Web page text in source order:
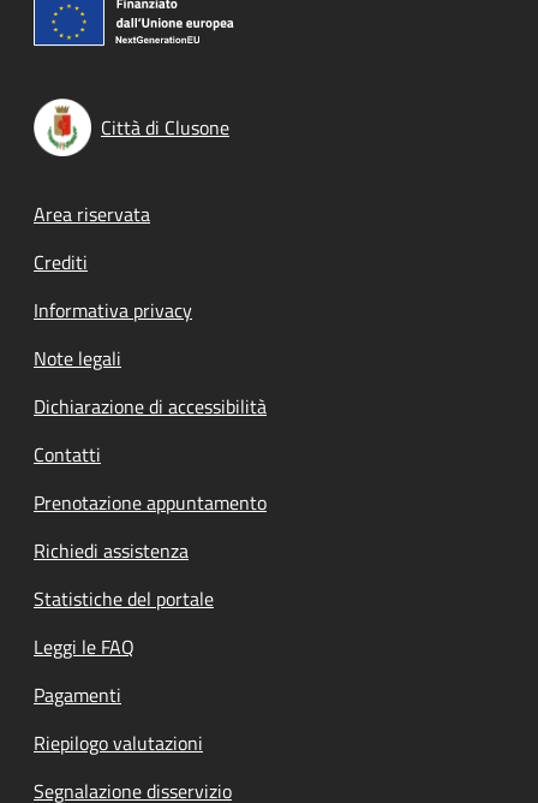
Città di Clusone
Footer menu
Area riservata
Crediti
Informativa privacy
Note legali
Dichiarazione di accessibilità
Contatti
Prenotazione appuntamento
Richiedi assistenza
Statistiche del portale
Leggi le FAQ
Pagamenti
Riepilogo valutazioni
Segnalazione disservizio